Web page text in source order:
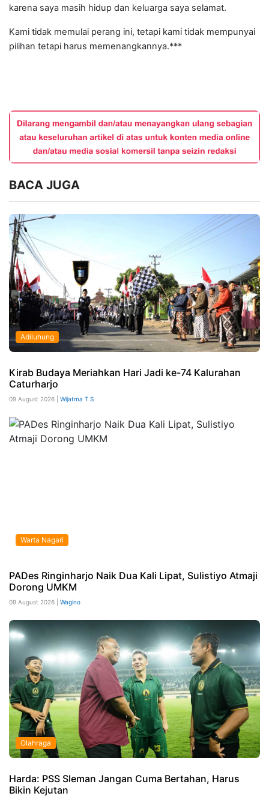
karena saya masih hidup dan keluarga saya selamat.
Kami tidak memulai perang ini, tetapi kami tidak mempunyai
pilihan tetapi harus memenangkannya.***
BACA JUGA
Adiluhung
Kirab Budaya Meriahkan Hari Jadi ke-74 Kalurahan
Caturharjo
09 August 2026 | Wijatma T S
Warta Nagari
PADes Ringinharjo Naik Dua Kali Lipat, Sulistiyo Atmaji
Dorong UMKM
09 August 2026 | Wagino
Olahraga
Harda: PSS Sleman Jangan Cuma Bertahan, Harus
Bikin Kejutan